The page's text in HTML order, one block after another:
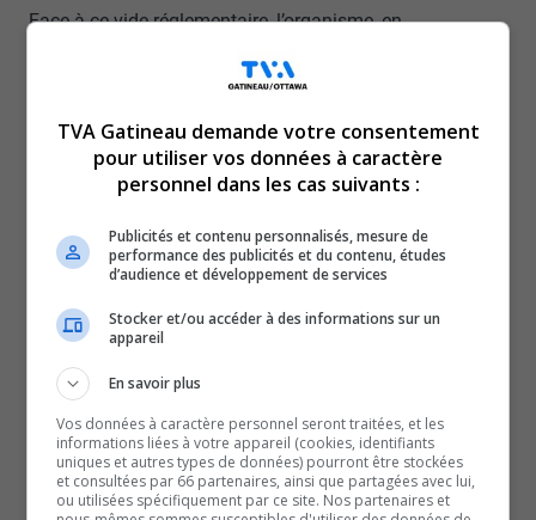
Face à ce vide réglementaire, l’organisme, en
collaboration avec le gouvernement provincial, a lancé
un vaste recensement. Résultat : plus de 2000 camps
dans la province ne sont affiliés à aucun programme de
normes. Rien qu’en Outaouais, environ 200
organisations sont concernées.
minimales, puisque l’adhésion aux normes se fait
actuellement sur une base volontaire. Parmi les
éléments jugés prioritaires : la vérification des
d’encadrement, l’âge minimal du personnel, ainsi que
leur formation en matière d’urgence.
On ne présume pas de la malveillance des gens qui
TVA Gatineau demande votre consentement
pour utiliser vos données à caractère
personnel dans les cas suivants :
Publicités et contenu personnalisés, mesure de
performance des publicités et du contenu, études
d’audience et développement de services
Stocker et/ou accéder à des informations sur un
appareil
En savoir plus
Vos données à caractère personnel seront traitées, et les
informations liées à votre appareil (cookies, identifiants
uniques et autres types de données) pourront être stockées
et consultées par 66 partenaires, ainsi que partagées avec lui,
ou utilisées spécifiquement par ce site. Nos partenaires et